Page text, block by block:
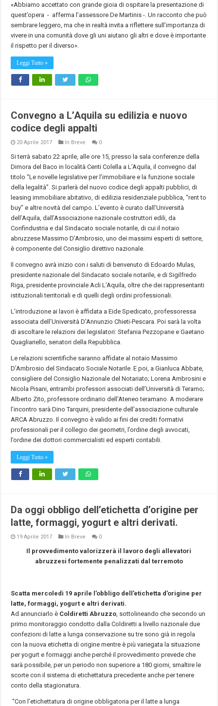
«Abbiamo accettato con grande gioia di ospitare la presentazione di
quest’opera - afferma l’assessore De Martinis -. Un racconto che può
sembrare leggero, ma che in realtà invita a riflettere sull’importanza di
vivere in una comunità dove gli uni aiutano gli altri e dove è importante
il rispetto per il diverso».
Leggi Tutto »
Convegno a L’Aquila su edilizia e nuovo
codice degli appalti
20 Aprile 2017 In Breve 0
Si terrà sabato 22 aprile, alle ore 15, presso la sala conferenze della
Dimora del Baco in località Centi Colella a L’Aquila, il convegno dal
titolo “Le novelle legislative per l’immobiliare e la funzione sociale
della legalità”. Si parlerà del nuovo codice degli appalti pubblici, di
leasing immobiliare abitativo, di edilizia residenziale pubblica, “rent to
buy” e altre novità del campo. L’evento è curato dall’Università
dell’Aquila, dall’Associazione nazionale costruttori edili, da
Confindustria e dal Sindacato sociale notarile, di cui il notaio
abruzzese Massimo D’Ambrosio, uno dei massimi esperti di settore,
è componente del Consiglio direttivo nazionale.
Il convegno avrà inizio con i saluti di benvenuto di Edoardo Mulas,
presidente nazionale del Sindacato sociale notarile, e di Sigilfredo
Riga, presidente provinciale Acli L’Aquila, oltre che dei rappresentanti
istituzionali territoriali e di quelli degli ordini professionali.
L’introduzione ai lavori è affidata a Eide Spedicato, professoressa
associata dell’Università D’Annunzio Chieti-Pescara. Poi sarà la volta
di ascoltare le relazioni dei legislatori: Stefania Pezzopane e Gaetano
Quagliariello, senatori della Repubblica.
Le relazioni scientifiche saranno affidate al notaio Massimo
D’Ambrosio del Sindacato Sociale Notarile. E poi, a Gianluca Abbate,
consigliere del Consiglio Nazionale del Notariato; Lorena Ambrosini e
Nicola Pisani, entrambi professori associati dell’Università di Teramo;
Alberto Zito, professore ordinario dell’Ateneo teramano. A moderare
l’incontro sarà Dino Tarquini, presidente dell’associazione culturale
ARCA Abruzzo. Il convegno è valido ai fini dei crediti formativi
professionali per il collegio dei geometri, l’ordine degli avvocati,
l’ordine dei dottori commercialisti ed esperti contabili.
Leggi Tutto »
Da oggi obbligo dell’etichetta d’origine per
latte, formaggi, yogurt e altri derivati.
19 Aprile 2017 In Breve 0
Il provvedimento valorizzerà il lavoro degli allevatori
abruzzesi fortemente penalizzati dal terremoto
Scatta mercoledì 19 aprile l’obbligo dell’etichetta d’origine per
latte, formaggi, yogurt e altri derivati.
Ad annunciarlo è Coldiretti Abruzzo , sottolineando che secondo un
primo monitoraggio condotto dalla Coldiretti a livello nazionale due
confezioni di latte a lunga conservazione su tre sono già in regola
con la nuova etichetta di origine mentre è più variegata la situazione
per yogurt e formaggi anche perché il provvedimento prevede che
sarà possibile, per un periodo non superiore a 180 giorni, smaltire le
scorte con il sistema di etichettatura precedente anche per tenere
conto della stagionatura.
“Con l’etichettatura di origine obbligatoria per il latte a lunga